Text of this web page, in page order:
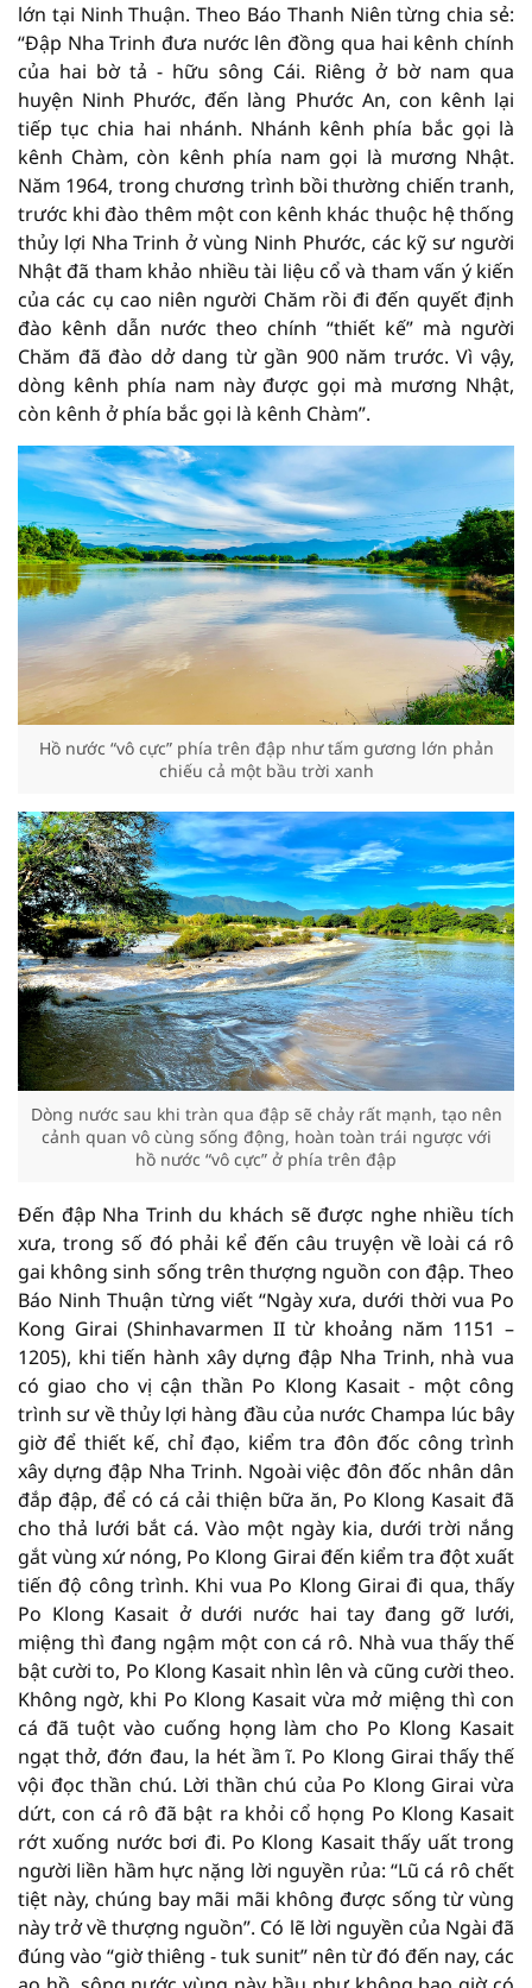
lớn tại Ninh Thuận. Theo Báo Thanh Niên từng chia sẻ:
“Đập Nha Trinh đưa nước lên đồng qua hai kênh chính
của hai bờ tả - hữu sông Cái. Riêng ở bờ nam qua
huyện Ninh Phước, đến làng Phước An, con kênh lại
tiếp tục chia hai nhánh. Nhánh kênh phía bắc gọi là
kênh Chàm, còn kênh phía nam gọi là mương Nhật.
Năm 1964, trong chương trình bồi thường chiến tranh,
trước khi đào thêm một con kênh khác thuộc hệ thống
thủy lợi Nha Trinh ở vùng Ninh Phước, các kỹ sư người
Nhật đã tham khảo nhiều tài liệu cổ và tham vấn ý kiến
của các cụ cao niên người Chăm rồi đi đến quyết định
đào kênh dẫn nước theo chính “thiết kế” mà người
Chăm đã đào dở dang từ gần 900 năm trước. Vì vậy,
dòng kênh phía nam này được gọi mà mương Nhật,
còn kênh ở phía bắc gọi là kênh Chàm”.
Hồ nước “vô cực” phía trên đập như tấm gương lớn phản
chiếu cả một bầu trời xanh
Dòng nước sau khi tràn qua đập sẽ chảy rất mạnh, tạo nên
cảnh quan vô cùng sống động, hoàn toàn trái ngược với
hồ nước “vô cực” ở phía trên đập
Đến đập Nha Trinh du khách sẽ được nghe nhiều tích
xưa, trong số đó phải kể đến câu truyện về loài cá rô
gai không sinh sống trên thượng nguồn con đập. Theo
Báo Ninh Thuận từng viết “Ngày xưa, dưới thời vua Po
Kong Girai (Shinhavarmen II từ khoảng năm 1151 –
1205), khi tiến hành xây dựng đập Nha Trinh, nhà vua
có giao cho vị cận thần Po Klong Kasait - một công
trình sư về thủy lợi hàng đầu của nước Champa lúc bây
giờ để thiết kế, chỉ đạo, kiểm tra đôn đốc công trình
xây dựng đập Nha Trinh. Ngoài việc đôn đốc nhân dân
đắp đập, để có cá cải thiện bữa ăn, Po Klong Kasait đã
cho thả lưới bắt cá. Vào một ngày kia, dưới trời nắng
gắt vùng xứ nóng, Po Klong Girai đến kiểm tra đột xuất
tiến độ công trình. Khi vua Po Klong Girai đi qua, thấy
Po Klong Kasait ở dưới nước hai tay đang gỡ lưới,
miệng thì đang ngậm một con cá rô. Nhà vua thấy thế
bật cười to, Po Klong Kasait nhìn lên và cũng cười theo.
Không ngờ, khi Po Klong Kasait vừa mở miệng thì con
cá đã tuột vào cuống họng làm cho Po Klong Kasait
ngạt thở, đớn đau, la hét ầm ĩ. Po Klong Girai thấy thế
vội đọc thần chú. Lời thần chú của Po Klong Girai vừa
dứt, con cá rô đã bật ra khỏi cổ họng Po Klong Kasait
rớt xuống nước bơi đi. Po Klong Kasait thấy uất trong
người liền hầm hực nặng lời nguyền rủa: “Lũ cá rô chết
tiệt này, chúng bay mãi mãi không được sống từ vùng
này trở về thượng nguồn”. Có lẽ lời nguyền của Ngài đã
đúng vào “giờ thiêng - tuk sunit” nên từ đó đến nay, các